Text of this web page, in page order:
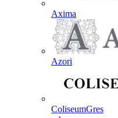
Axima
Azori
ColiseumGres